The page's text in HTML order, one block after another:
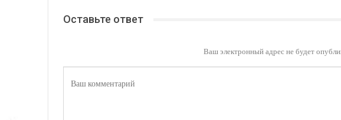
Оставьте ответ
Ваш электронный адрес не будет